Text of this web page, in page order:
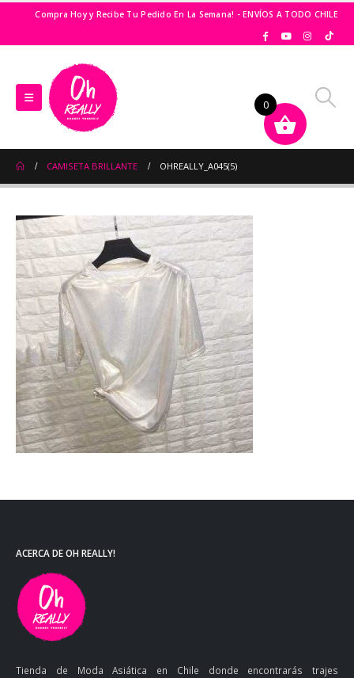
Compra Hoy y Recibe Tu Pedido En La Semana! - ENVÍOS A TODO CHILE
CAMISETA BRILLANTE OHREALLY_A045(5)
ACERCA DE OH REALLY!
Tienda de Moda Asiática en Chile donde encontrarás trajes
0